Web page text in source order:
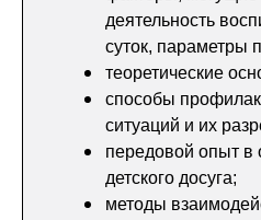
деятельность
суток, параметры
теоретические
способы
ситуаций и их
передовой опыт в
детского досуга;
методы